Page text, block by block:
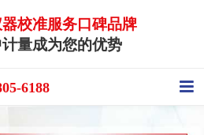
校准服务口碑品牌
量成为您的优势
6188